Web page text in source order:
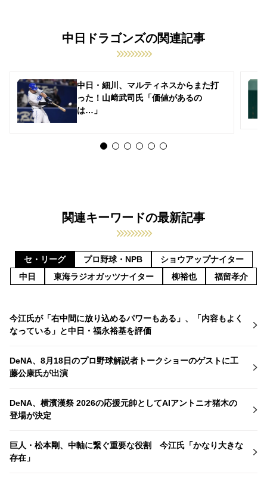
中日ドラゴンズの関連記事
中日・細川、マルティネスからまた打
った！山﨑武司氏「価値があるの
は…」
関連キーワードの最新記事
セ・リーグ プロ野球・NPB
ショウアップナイター
中日
東海ラジオガッツナイター 柳裕也 福留孝介
今江氏が「右中間に放り込めるパワーもある」、「内容もよく
なっている」と中日・福永裕基を評価
DeNA、8月18日のプロ野球解説者トークショーのゲストに工
藤公康氏が出演
DeNA、横濱漢祭 2026の応援元帥としてAIアントニオ猪木の
登場が決定
巨人・松本剛、中軸に繋ぐ重要な役割 今江氏「かなり大きな
存在」